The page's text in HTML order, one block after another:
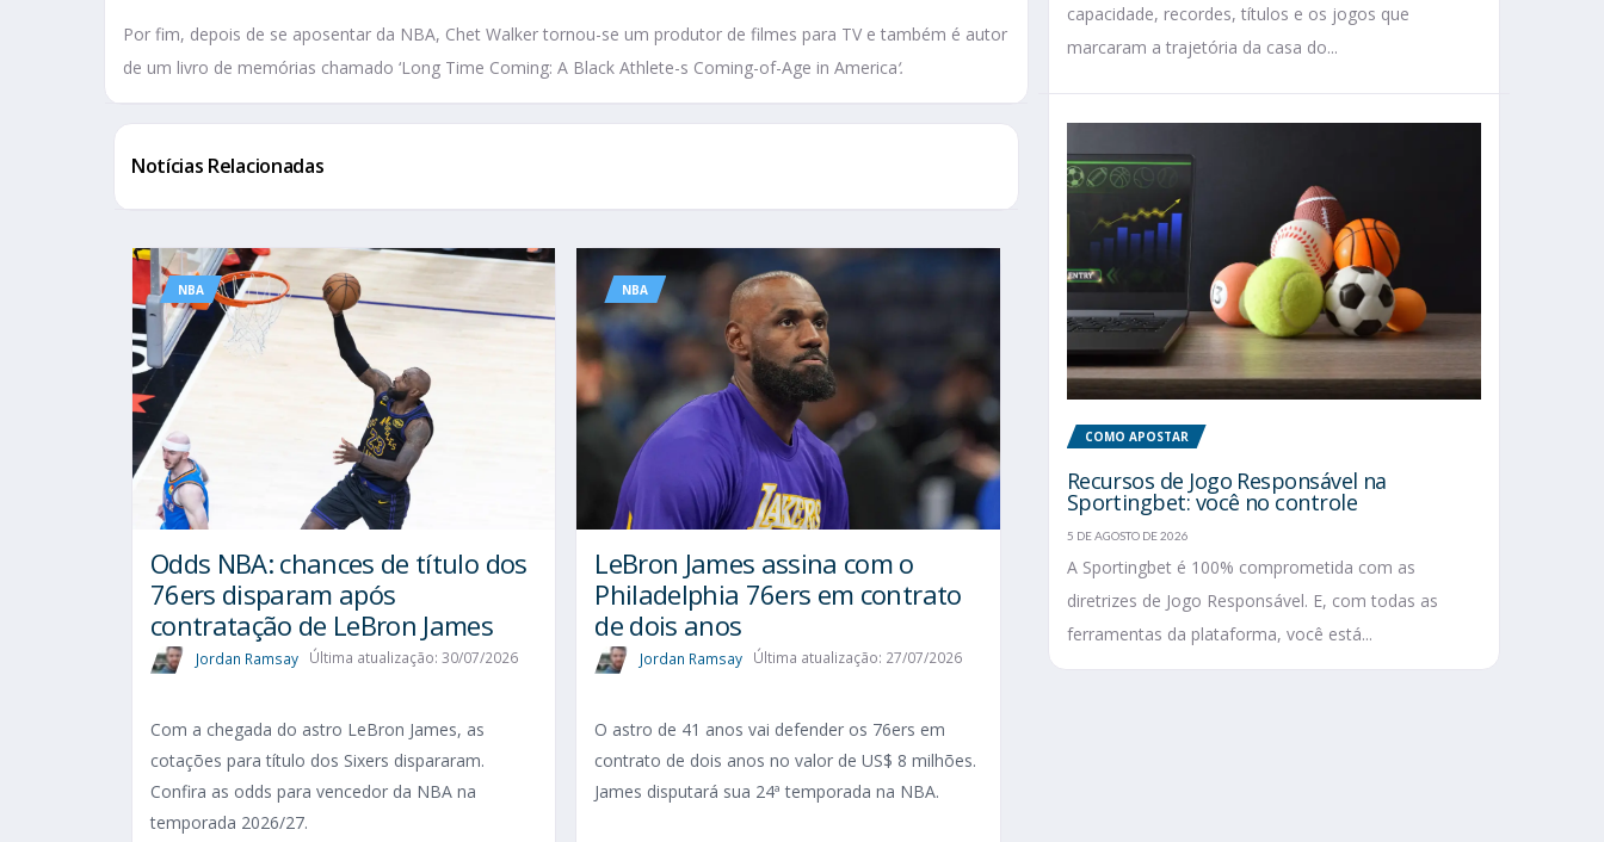
Por fim, depois de se aposentar da NBA, Chet Walker tornou-se um produtor de filmes para TV e também é autor
de um livro de memórias chamado ‘Long Time Coming: A Black Athlete-s Coming-of-Age in America‘.
Notícias Relacionadas
NBA
Odds NBA: chances de título dos
76ers disparam após
contratação de LeBron James
Jordan Ramsay Última atualização: 30/07/2026
Com a chegada do astro LeBron James, as
cotações para título dos Sixers dispararam.
Confira as odds para vencedor da NBA na
temporada 2026/27.
NBA
LeBron James assina com o
Philadelphia 76ers em contrato
de dois anos
Jordan Ramsay Última atualização: 27/07/2026
O astro de 41 anos vai defender os 76ers em
contrato de dois anos no valor de US$ 8 milhões.
James disputará sua 24ª temporada na NBA.
capacidade, recordes, títulos e os jogos que
marcaram a trajetória da casa do...
COMO APOSTAR
Recursos de Jogo Responsável na
Sportingbet: você no controle
5 DE AGOSTO DE 2026
A Sportingbet é 100% comprometida com as
diretrizes de Jogo Responsável. E, com todas as
ferramentas da plataforma, você está...